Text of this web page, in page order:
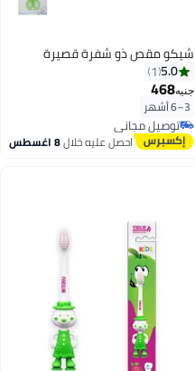
شيكو مقص ذو شفرة قصيرة
5.0
1
جنيه468
3–6 أشهر
توصيل مجاني
توصيل مجانياحصل عليه خلال8 اغسطس